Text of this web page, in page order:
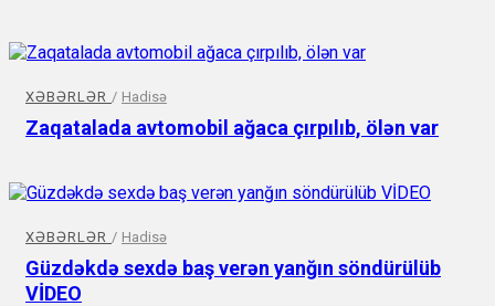
XƏBƏRLƏR / Hadisə
Zaqatalada avtomobil ağaca çırpılıb, ölən var
XƏBƏRLƏR / Hadisə
Güzdəkdə sexdə baş verən yanğın söndürülüb
VİDEO